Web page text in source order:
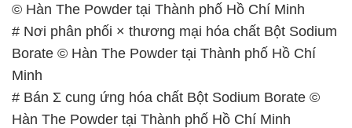
© Hàn The Powder tại Thành phố Hồ Chí Minh
# Nơi phân phối × thương mại hóa chất Bột Sodium
Borate © Hàn The Powder tại Thành phố Hồ Chí
Minh
# Bán Σ cung ứng hóa chất Bột Sodium Borate ©
Hàn The Powder tại Thành phố Hồ Chí Minh